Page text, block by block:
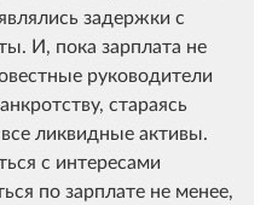
задержки с
И, пока зарплата не
руководители
стараясь
ликвидные активы.
с интересами
по зарплате не менее,